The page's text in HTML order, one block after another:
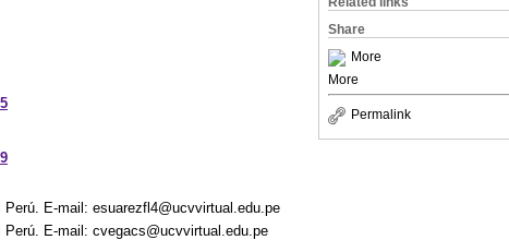
Share
More
More
Permalink
E-mail: esuarezfl4@ucvvirtual.edu.pe
E-mail: cvegacs@ucvvirtual.edu.pe